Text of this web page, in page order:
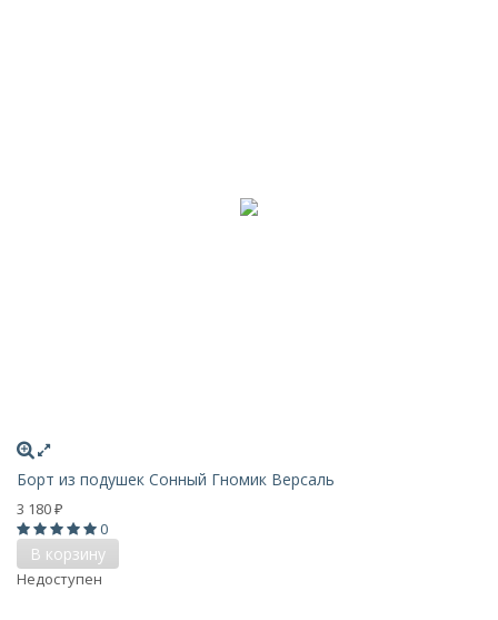
Борт из подушек Сонный Гномик Версаль
3 180 ₽
0
В корзину
Недоступен